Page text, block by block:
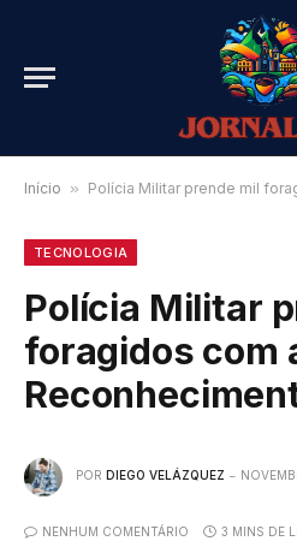
Início » Polícia Militar prende mil foragidos
TECNOLOGIA
Polícia Militar
foragidos com
POR DIEGO VELÁZQUEZ
NENHUM COMENTÁRIO 3 MINS DE